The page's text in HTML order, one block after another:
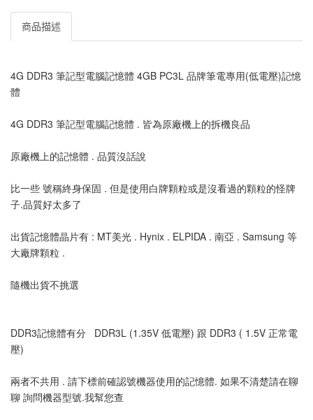
商品描述
4G DDR3 筆記型電腦記憶體 4GB PC3L 品牌筆電專用(低電壓)記憶
體
4G DDR3 筆記型電腦記憶體 . 皆為原廠機上的拆機良品
原廠機上的記憶體 . 品質沒話說
比一些 號稱終身保固 . 但是使用白牌顆粒或是沒看過的顆粒的怪牌
子.品質好太多了
出貨記憶體晶片有 : MT美光 . Hynix . ELPIDA . 南亞 . Samsung 等
大廠牌顆粒 .
隨機出貨不挑選
DDR3記憶體有分 DDR3L (1.35V 低電壓) 跟 DDR3 ( 1.5V 正常電
壓)
兩者不共用 . 請下標前確認號機器使用的記憶體. 如果不清楚請在聊
聊 詢問機器型號.我幫您查